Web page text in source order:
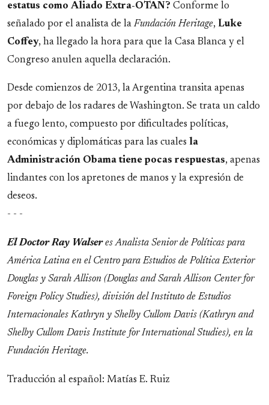
estatus como Aliado Extra-OTAN? Conforme lo
señalado por el analista de la Fundación Heritage, Luke
Coffey, ha llegado la hora para que la Casa Blanca y el
Congreso anulen aquella declaración.
Desde comienzos de 2013, la Argentina transita apenas
por debajo de los radares de Washington. Se trata un caldo
a fuego lento, compuesto por dificultades políticas,
económicas y diplomáticas para las cuales la
Administración Obama tiene pocas respuestas, apenas
lindantes con los apretones de manos y la expresión de
deseos.
- - -
El Doctor Ray Walseres Analista Senior de Políticas para
América Latina en el Centro para Estudios de Política Exterior
Douglas y Sarah Allison (Douglas and Sarah Allison Center for
Foreign Policy Studies), división del Instituto de Estudios
Internacionales Kathryn y Shelby Cullom Davis (Kathryn and
Shelby Cullom Davis Institute for International Studies), en la
Fundación Heritage.
Traducción al español: Matías E. Ruiz